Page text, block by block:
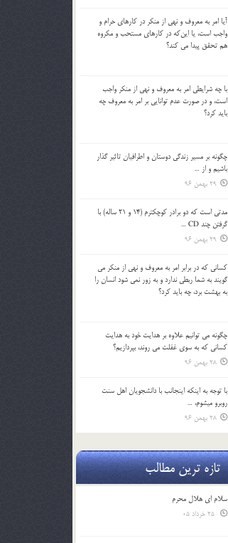
آيا امر به معروف و نهي از منكر در كارهاي حرام و
واجب است، يا اين‌كه در كارهاي مستحب و مكروه
هم تحقق پيدا مي كند؟
با چه شرايطي امر به معروف و نهي از منکر واجب
است، و در صورت عدم توانايي بر امر به معروف چه
بايد کرد؟
چگونه بر مسير زندگي دوستان و اطرافيان تاثير گذار
باشيم و از …
29 بهمن 96
مدتي است كه دو برادر كوچكترم (14 و 21 ساله) با
گرفتن چند CD …
29 بهمن 96
كساني كه در برابر امر به معروف و نهي از منكر مي
گويند به شما ربطي ندارد و به زور نمي شود انسان را
به بهشت برد، چه بايد كرد؟
چگونه مي توانيم علاوه بر هدايت خود به هدايت
كساني كه به سوي غفلت مي روند، بپردازيم؟
28 بهمن 96
با توجه به اينكه اينجانب با دانشجويان اهل سنت
روبرو مي‎شوم، …
28 بهمن 96
تازه ترین مطالب
سلام ای هلال محرم